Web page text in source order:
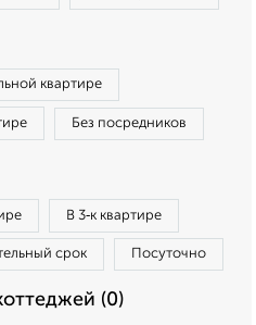
квартире
Без посредников
В 3‑к квартире
срок Посуточно
(0)